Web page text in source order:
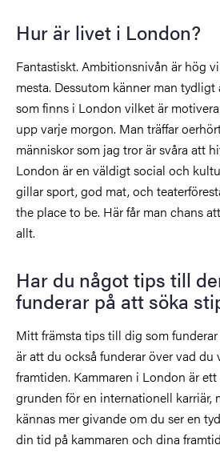
Hur är livet i London?
Fantastiskt. Ambitionsnivån är hög
mesta. Dessutom känner man
som finns i London vilket är
upp varje morgon. Man träffar
människor som jag tror är svåra att
London är en väldigt social och
gillar sport, god mat, och
the place to be. Här får man chans
allt.
Har du något tips till
funderar på att söka
Mitt främsta tips till dig som
är att du också funderar över vad du
framtiden. Kammaren i London är
grunden för en internationell karriär,
kännas mer givande om du ser en
din tid på kammaren och dina